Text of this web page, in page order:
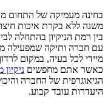
בחינה מעמיקה של התחום
משנה ללא בקרת איכות
בין רמת הניקיון בהתחלה
עם חברה ותיקה שמפעילה
מיידי לכל בעיה, במקום
כאשר אתם מחפשים
הגיאוגרפית של החברה
היעדרות עובד קבוע.